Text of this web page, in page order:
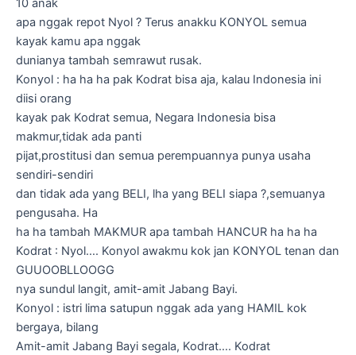
10 anak
apa nggak repot Nyol ? Terus anakku KONYOL semua
kayak kamu apa nggak
dunianya tambah semrawut rusak.
Konyol : ha ha ha pak Kodrat bisa aja, kalau Indonesia ini
diisi orang
kayak pak Kodrat semua, Negara Indonesia bisa
makmur,tidak ada panti
pijat,prostitusi dan semua perempuannya punya usaha
sendiri-sendiri
dan tidak ada yang BELI, lha yang BELI siapa ?,semuanya
pengusaha. Ha
ha ha tambah MAKMUR apa tambah HANCUR ha ha ha
Kodrat : Nyol…. Konyol awakmu kok jan KONYOL tenan dan
GUUOOBLLOOGG
nya sundul langit, amit-amit Jabang Bayi.
Konyol : istri lima satupun nggak ada yang HAMIL kok
bergaya, bilang
Amit-amit Jabang Bayi segala, Kodrat…. Kodrat